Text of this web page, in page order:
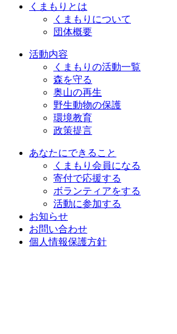
くまもりとは
くまもりについて
団体概要
活動内容
くまもりの活動一覧
森を守る
奥山の再生
野生動物の保護
環境教育
政策提言
あなたにできること
くまもり会員になる
寄付で応援する
ボランティアをする
活動に参加する
お知らせ
お問い合わせ
個人情報保護方針